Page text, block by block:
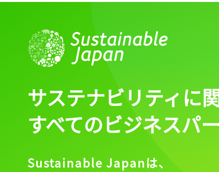
サステナビリティに
すべてのビジネスパ
Sustainable Japanは、